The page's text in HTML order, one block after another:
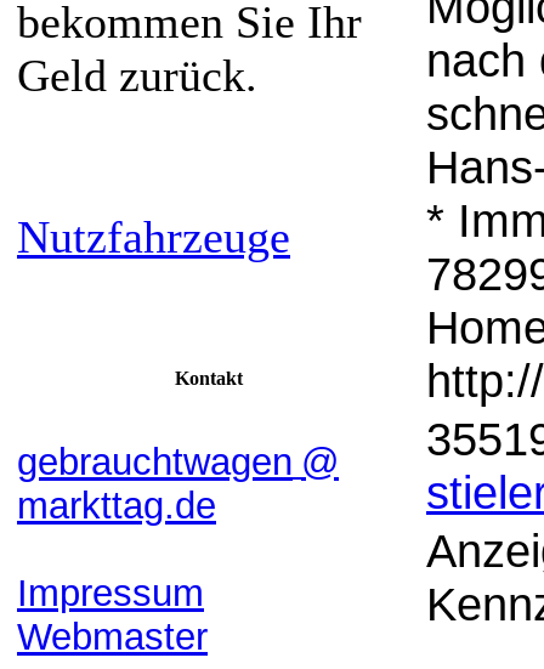
bekommen Sie Ihr
Geld zurück.
Nutzfahrzeuge
Kontakt
gebrauchtwagen @
markttag.de
Impressum
Webmaster
nach
*